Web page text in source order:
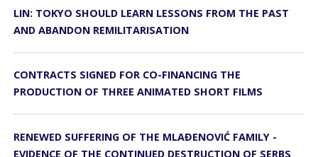
LIN: TOKYO SHOULD LEARN LESSONS FROM THE PAST
AND ABANDON REMILITARISATION
CONTRACTS SIGNED FOR CO-FINANCING THE
PRODUCTION OF THREE ANIMATED SHORT FILMS
RENEWED SUFFERING OF THE MLAĐENOVIĆ FAMILY -
EVIDENCE OF THE CONTINUED DESTRUCTION OF SERBS